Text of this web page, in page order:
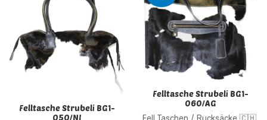
Zur Vergleichsliste hinzufügen
Schnellansicht
Felltasche Strubeli BG1-
050/NI
Felltasche Strubeli BG1-
060/AG